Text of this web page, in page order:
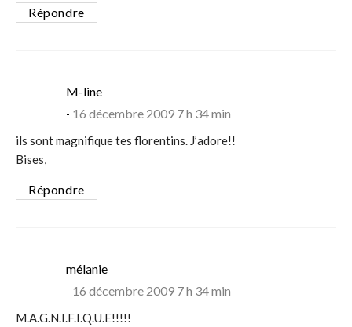
Répondre
M-linesays:
16 décembre 2009 7 h 34 min
ils sont magnifique tes florentins. J’adore!!
Bises,
Répondre
mélaniesays:
16 décembre 2009 7 h 34 min
M.A.G.N.I.F.I.Q.U.E!!!!!